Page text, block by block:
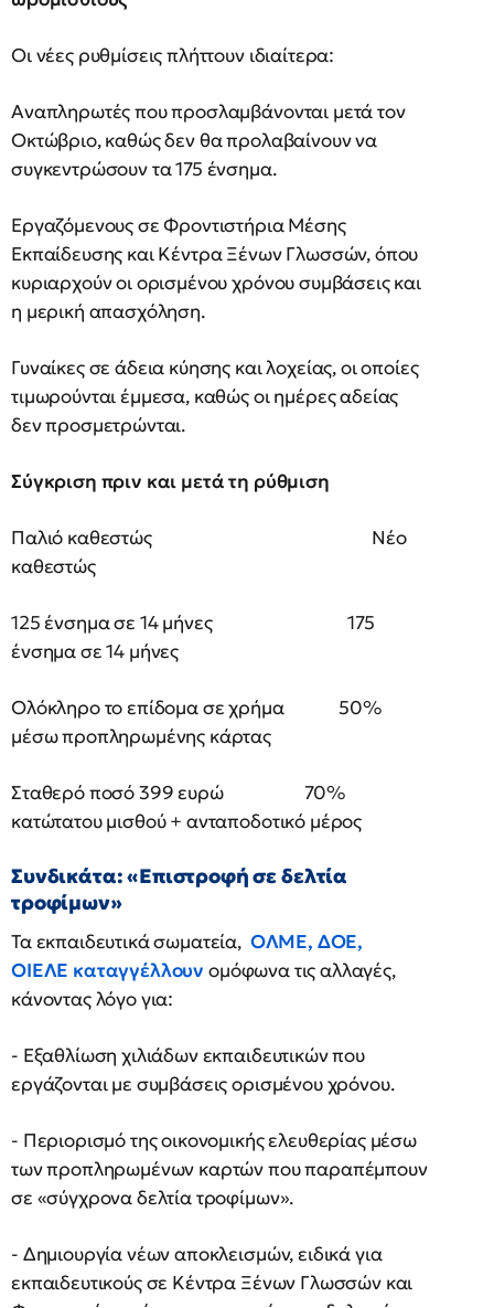
Οι νέες ρυθμίσεις πλήττουν ιδιαίτερα:
Αναπληρωτές που προσλαμβάνονται μετά τον
Οκτώβριο, καθώς δεν θα προλαβαίνουν να
συγκεντρώσουν τα 175 ένσημα.
Εργαζόμενους σε Φροντιστήρια Μέσης
Εκπαίδευσης και Κέντρα Ξένων Γλωσσών, όπου
κυριαρχούν οι ορισμένου χρόνου συμβάσεις και
η μερική απασχόληση.
Γυναίκες σε άδεια κύησης και λοχείας, οι οποίες
τιμωρούνται έμμεσα, καθώς οι ημέρες αδείας
δεν προσμετρώνται.
Σύγκριση πριν και μετά τη ρύθμιση
Παλιό καθεστώς Νέο
καθεστώς
125 ένσημα σε 14 μήνες 175
ένσημα σε 14 μήνες
Ολόκληρο το επίδομα σε χρήμα 50%
μέσω προπληρωμένης κάρτας
Σταθερό ποσό 399 ευρώ 70%
κατώτατου μισθού + ανταποδοτικό μέρος
Συνδικάτα: «Επιστροφή σε δελτία
τροφίμων»
Τα εκπαιδευτικά σωματεία, ΟΛΜΕ, ΔΟΕ,
ΟΙΕΛΕ καταγγέλλουν ομόφωνα τις αλλαγές,
κάνοντας λόγο για:
- Εξαθλίωση χιλιάδων εκπαιδευτικών που
εργάζονται με συμβάσεις ορισμένου χρόνου.
- Περιορισμό της οικονομικής ελευθερίας μέσω
των προπληρωμένων καρτών που παραπέμπουν
σε «σύγχρονα δελτία τροφίμων».
- Δημιουργία νέων αποκλεισμών, ειδικά για
εκπαιδευτικούς σε Κέντρα Ξένων Γλωσσών και